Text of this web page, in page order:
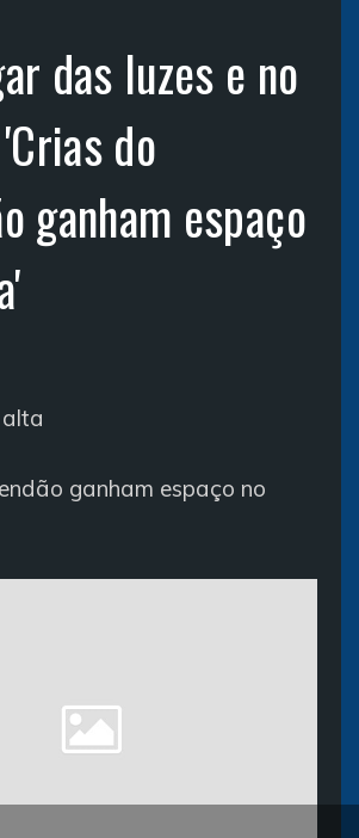
das luzes e no
do
ganham espaço
ganham espaço no